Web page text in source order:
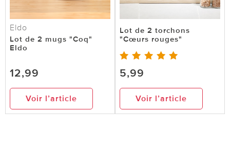
Eldo
Lot de 2 mugs "Coq"
Eldo
12,99
Voir l’article
Lot de 2 torchons
"Cœurs rouges"
5,99
Voir l’article